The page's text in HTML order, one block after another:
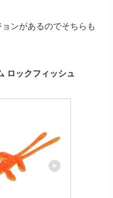
ンがあるのでそちらも
ロックフィッシュ